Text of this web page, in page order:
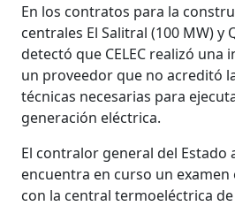
En los contratos para la
centrales El Salitral (100 MW) y
detectó que CELEC realizó una
un proveedor que no acreditó
técnicas necesarias para
generación eléctrica.
El contralor general del Estado
encuentra en curso un
con la central termoeléctrica de